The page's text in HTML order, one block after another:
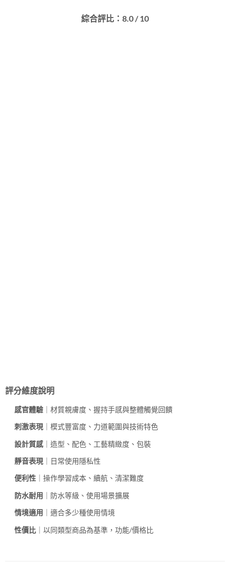
綜合評比：8.0 / 10
評分維度說明
感官體驗 ｜材質親膚度、握持手感與整體觸覺回饋
刺激表現 ｜模式豐富度、力道範圍與技術特色
設計質感｜造型、配色、工藝精緻度、包裝
靜音表現 ｜日常使用隱私性
便利性 ｜操作學習成本、續航、清潔難度
防水耐用 ｜防水等級、使用場景擴展
情境適用 ｜適合多少種使用情境
性價比 ｜以同類型商品為基準，功能/價格比